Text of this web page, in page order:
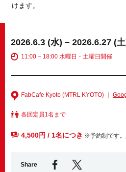
けます。
2026.6.3 (水) – 2026.6.27 (
11:00 – 18:00 水曜日・土曜日開催
FabCafe Kyoto (MTRL KYOTO) ｜
各回定員1名まで
4,500円 / 1名につき ※予約制です。
Share